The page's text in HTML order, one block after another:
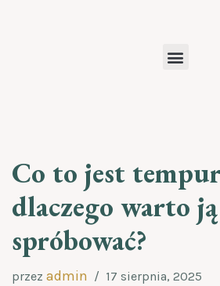
Co to jest
dlaczego warto ją
spróbować?
przez admin 17 sierpnia, 2025